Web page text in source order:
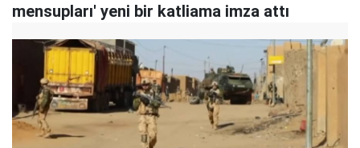
mensupları' yeni bir katliama imza attı